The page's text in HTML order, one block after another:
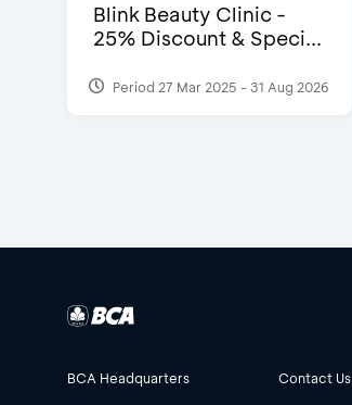
Blink Beauty Clinic -
25% Discount & Speci...
Period 27 Mar 2025 - 31 Aug 2026
BCA Headquarters Contact Us